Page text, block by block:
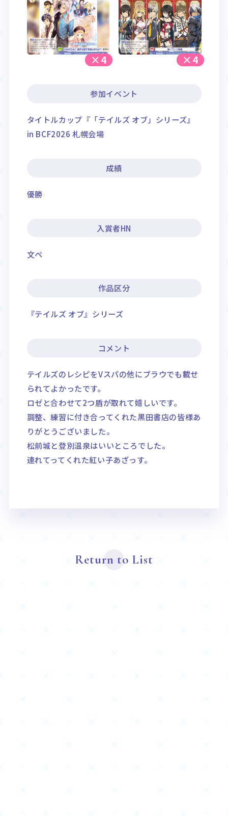
×4 ×4
参加イベント
タイトルカップ『「テイルズ オブ」シリーズ』
in BCF2026 札幌会場
成績
優勝
入賞者HN
文ペ
作品区分
『テイルズ オブ』シリーズ
コメント
テイルズのレシピをVスパの他にブラウでも載せ
られてよかったです。
ロゼと合わせて2つ盾が取れて嬉しいです。
調整、練習に付き合ってくれた黒田書店の皆様あ
りがとうございました。
松前城と登別温泉はいいところでした。
連れてってくれた紅い子あざっす。
Return to List